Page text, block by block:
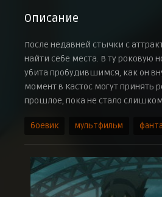
Описание
После недавней стычки с
найти себе места. В ту роковую
убита пробудившимся, как он
момент в Кастос могут принять
прошлое, пока не стало
боевик мультфильм